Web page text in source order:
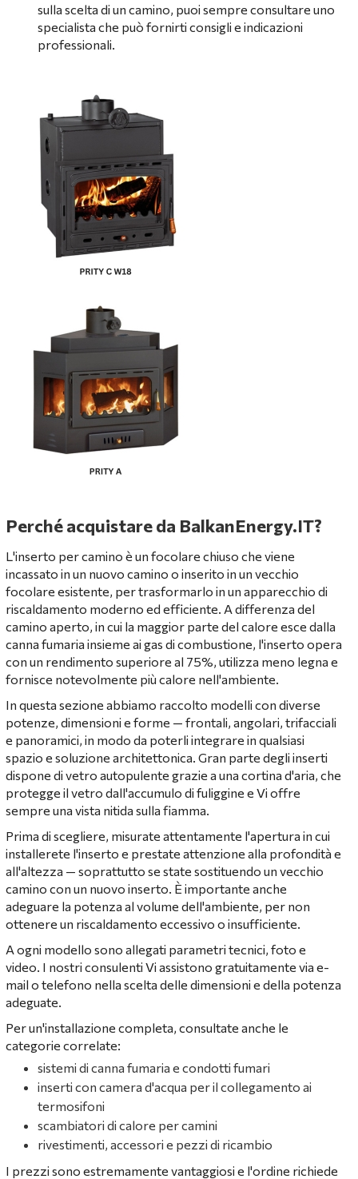
sulla scelta di un camino, puoi sempre consultare uno
specialista che può fornirti consigli e indicazioni
professionali.
Perché acquistare da BalkanEnergy.IT?
L'inserto per camino è un focolare chiuso che viene
incassato in un nuovo camino o inserito in un vecchio
focolare esistente, per trasformarlo in un apparecchio di
riscaldamento moderno ed efficiente. A differenza del
camino aperto, in cui la maggior parte del calore esce dalla
canna fumaria insieme ai gas di combustione, l'inserto opera
con un rendimento superiore al 75%, utilizza meno legna e
fornisce notevolmente più calore nell'ambiente.
In questa sezione abbiamo raccolto modelli con diverse
potenze, dimensioni e forme — frontali, angolari, trifacciali
e panoramici, in modo da poterli integrare in qualsiasi
spazio e soluzione architettonica. Gran parte degli inserti
dispone di vetro autopulente grazie a una cortina d'aria, che
protegge il vetro dall'accumulo di fuliggine e Vi offre
sempre una vista nitida sulla fiamma.
Prima di scegliere, misurate attentamente l'apertura in cui
installerete l'inserto e prestate attenzione alla profondità e
all'altezza — soprattutto se state sostituendo un vecchio
camino con un nuovo inserto. È importante anche
adeguare la potenza al volume dell'ambiente, per non
ottenere un riscaldamento eccessivo o insufficiente.
A ogni modello sono allegati parametri tecnici, foto e
video. I nostri consulenti Vi assistono gratuitamente via e-
mail o telefono nella scelta delle dimensioni e della potenza
adeguate.
Per un'installazione completa, consultate anche le
categorie correlate:
sistemi di canna fumaria e condotti fumari
inserti con camera d'acqua per il collegamento ai
termosifoni
scambiatori di calore per camini
rivestimenti, accessori e pezzi di ricambio
I prezzi sono estremamente vantaggiosi e l'ordine richiede